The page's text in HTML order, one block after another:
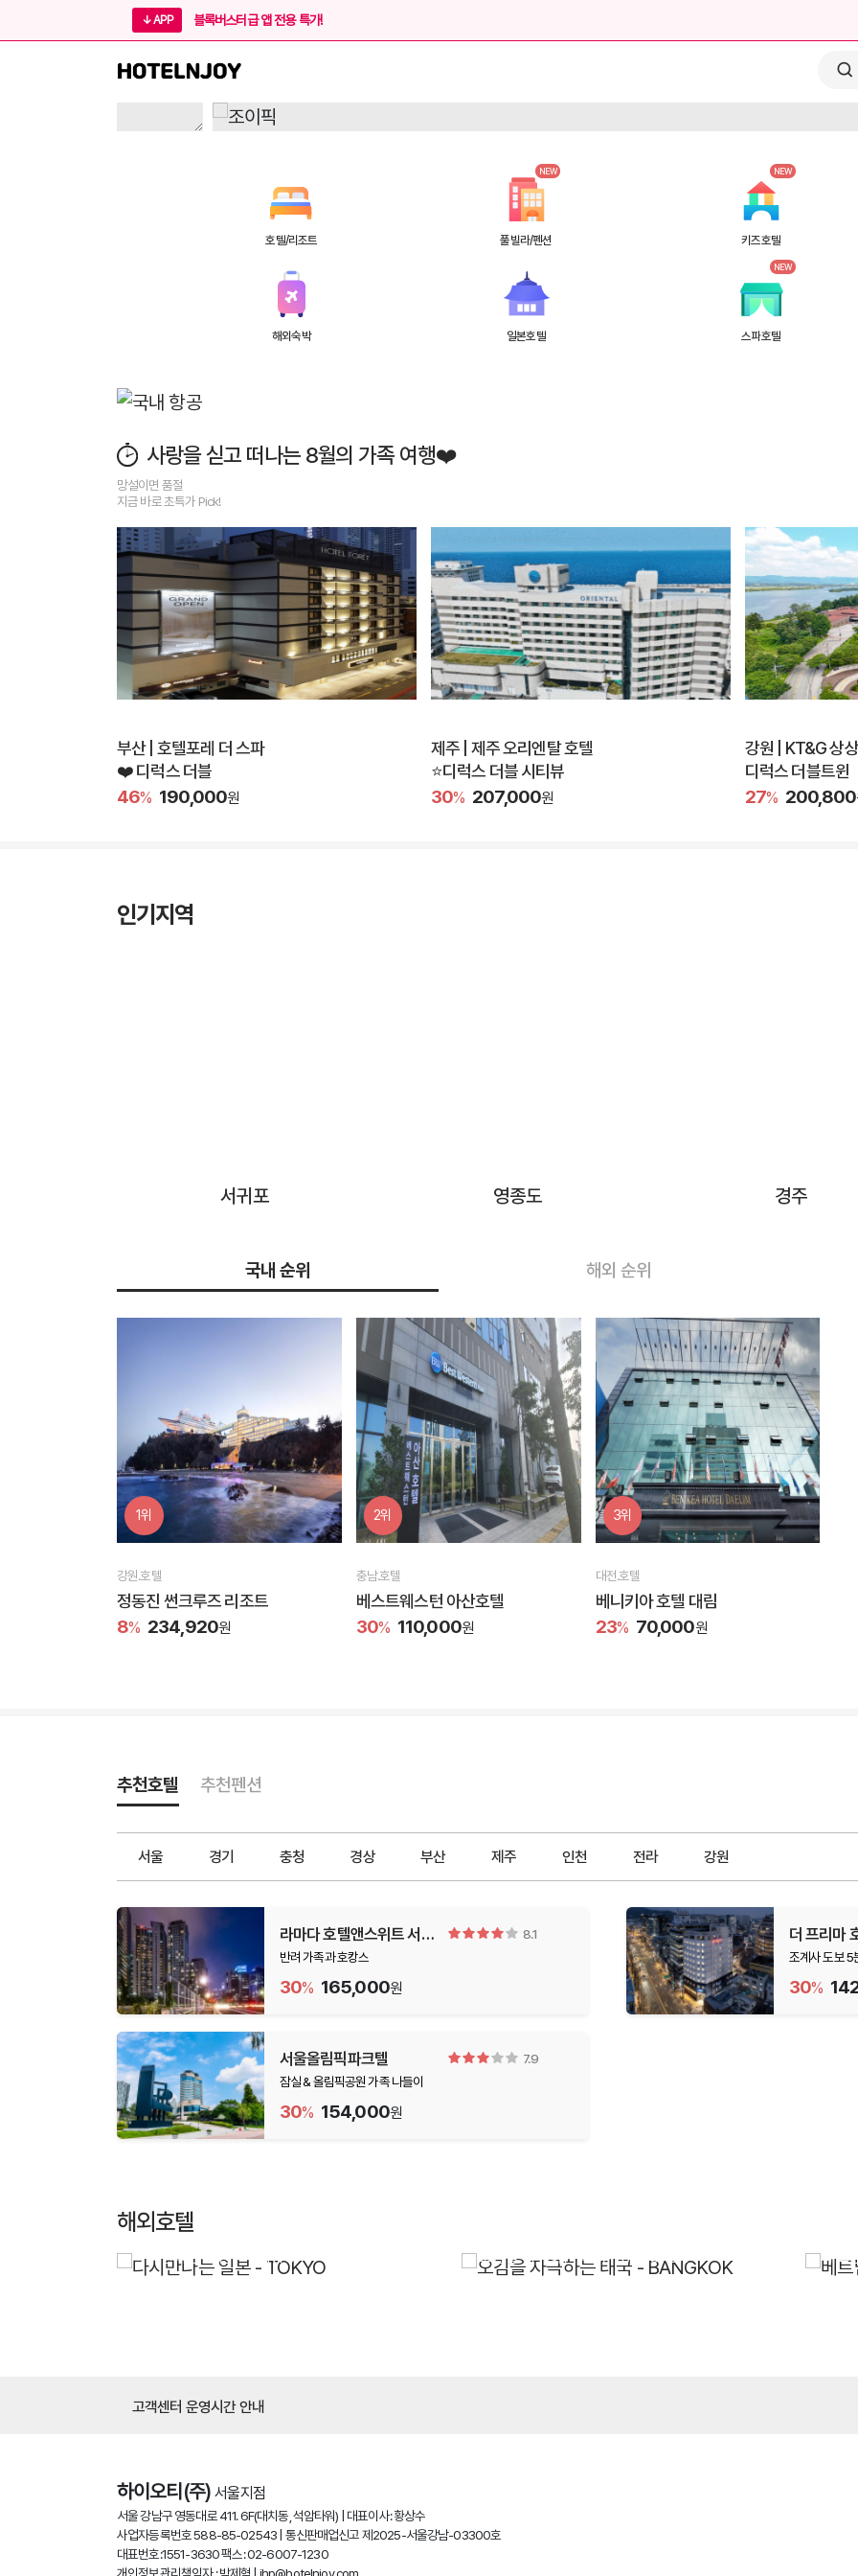
↓ APP 블록버스터급 앱 전용 특가!
호텔/리조트 풀빌라/펜션
NEW
키즈호텔
NEW
해외숙박 일본호텔 스파호텔
NEW
사랑을 싣고 떠나는 8월의 가족 여행❤️
망설이면 품절
지금 바로 초특가 Pick!
부산 | 호텔포레 더 스파
❤️ 디럭스 더블
46% 190,000원
제주 | 제주 오리엔탈 호텔
⭐디럭스 더블 시티뷰
30% 207,000원
강원 | KT&G 상
디럭스 더블트윈
27% 200,800
인기지역
서귀포 영종도 경주
국내 순위 해외 순위
1위
강원.호텔
정동진 썬크루즈 리조트
8% 234,920원
2위
충남.호텔
베스트웨스턴 아산호텔
30% 110,000원
3위
대전.호텔
베니키아 호텔 대림
23% 70,000원
추천호텔 추천펜션
서울 경기 충청 경상 부산 제주 인천 전라 강원
라마다 호텔앤스위트 서울
남대문
8.1
반려 가족과 호캉스
30% 165,000원
더 프리마
조계사 도보 5
30%
서울올림픽파크텔
7.9
잠실 & 올림픽공원 가족 나들이
30% 154,000원
해외호텔
다시만나는 일본 - TOKYO 오감을 자극하는 태국 - BANGKOK 베트
고객센터 운영시간 안내
하이오티(주)서울지점
서울 강남구 영동대로 411. 6F(대치동, 석암타워) | 대표이사: 황상수
사업자등록번호 588-85-02543 | 통신판매업신고 제2025-서울강남-03300호
대표번호:1551-3630 팩스: 02-6007-1230